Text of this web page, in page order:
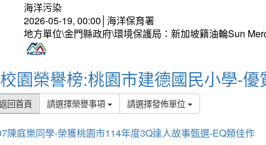
海洋污染
2026-05-19, 00:00│海洋保育署
地方單位\金門縣政府\環境保護局：新加坡籍油輪Sun
校園榮譽榜:桃園市建德國民小學-優
回首頁 請選擇榮譽事項 請選擇發佈單位
陳庭樂同學-榮獲桃園市114年度3Q達人故事甄選-EQ類佳作